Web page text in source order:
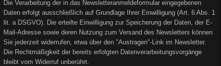
Die Verarbeitung der in das Newsletteranmeldeformular eingegebenen
Daten erfolgt ausschließlich auf Grundlage Ihrer Einwilligung (Art. 6 Abs. 1
lit. a DSGVO). Die erteilte Einwilligung zur Speicherung der Daten, der E-
Mail-Adresse sowie deren Nutzung zum Versand des Newsletters können
Sie jederzeit widerrufen, etwa über den "Austragen"-Link im Newsletter.
Die Rechtmäßigkeit der bereits erfolgten Datenverarbeitungsvorgänge
bleibt vom Widerruf unberührt.